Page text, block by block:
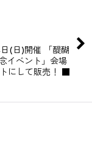
(日)開催 「醍醐
イベント」会場
にして販売！ ■